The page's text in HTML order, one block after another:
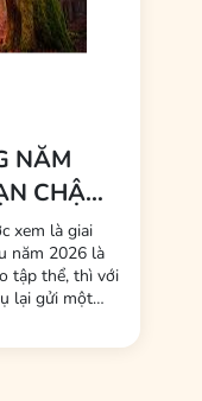
NĂM
CHẬM
xem là giai
năm 2026 là
tập thể, thì với
lại gửi một
trong để hiểu